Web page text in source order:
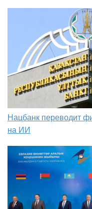
Нацбанк переводит
на ИИ